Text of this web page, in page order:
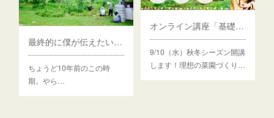
最終的に僕が伝えたいたった１つのこと
ちょうど10年前のこの時
期。やら…
オンライン講座「基礎から学ぶ！そーやん流畑づくり講座」受講生募集中！
9/10（水）秋冬シーズン開講
します！理想の菜園づくり…